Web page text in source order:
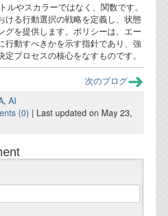
ーム
ルやスカラーではなく、関数です。
ける行動選択の戦略を定義し、状態
グを提供します。ポリシーは、エー
行動すべきかを示す指針であり、強
プロセスの核心をなすものです。
次のブログ
, AI
(0) | Last updated on May 23,